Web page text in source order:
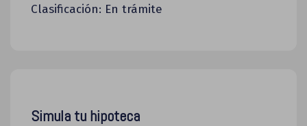
Clasificación: En trámite
Simula tu hipoteca